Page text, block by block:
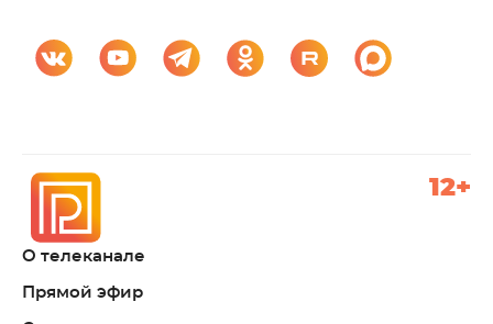
О телеканале
Прямой эфир
12+